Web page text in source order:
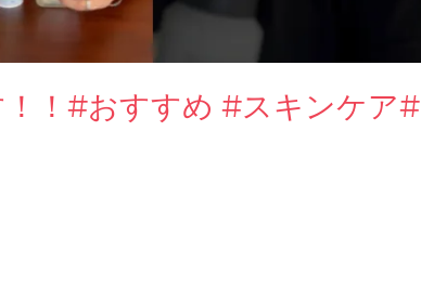
！#おすすめ #スキンケア#